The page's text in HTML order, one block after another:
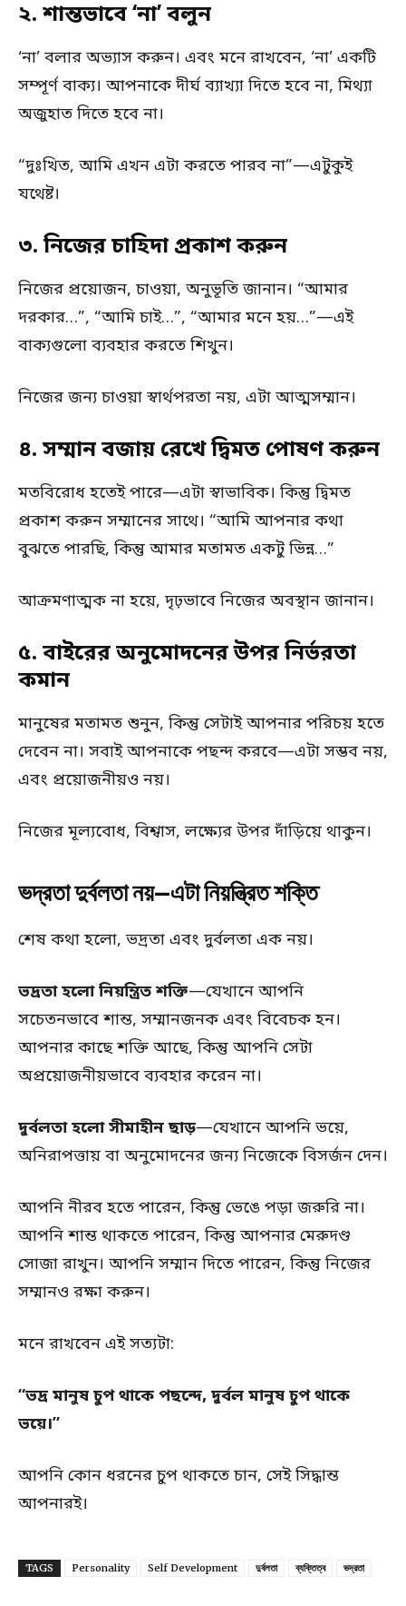
২. শান্তভাবে ‘না’ বলুন
‘না’ বলার অভ্যাস করুন। এবং মনে রাখবেন, ‘না’ একটি
সম্পূর্ণ বাক্য। আপনাকে দীর্ঘ ব্যাখ্যা দিতে হবে না, মিথ্যা
অজুহাত দিতে হবে না।
“দুঃখিত, আমি এখন এটা করতে পারব না”—এটুকুই
যথেষ্ট।
৩. নিজের চাহিদা প্রকাশ করুন
নিজের প্রয়োজন, চাওয়া, অনুভূতি জানান। “আমার
দরকার…”, “আমি চাই…”, “আমার মনে হয়…”—এই
বাক্যগুলো ব্যবহার করতে শিখুন।
নিজের জন্য চাওয়া স্বার্থপরতা নয়, এটা আত্মসম্মান।
৪. সম্মান বজায় রেখে দ্বিমত পোষণ করুন
মতবিরোধ হতেই পারে—এটা স্বাভাবিক। কিন্তু দ্বিমত
প্রকাশ করুন সম্মানের সাথে। “আমি আপনার কথা
বুঝতে পারছি, কিন্তু আমার মতামত একটু ভিন্ন…”
আক্রমণাত্মক না হয়ে, দৃঢ়ভাবে নিজের অবস্থান জানান।
৫. বাইরের অনুমোদনের উপর নির্ভরতা
কমান
মানুষের মতামত শুনুন, কিন্তু সেটাই আপনার পরিচয় হতে
দেবেন না। সবাই আপনাকে পছন্দ করবে—এটা সম্ভব নয়,
এবং প্রয়োজনীয়ও নয়।
নিজের মূল্যবোধ, বিশ্বাস, লক্ষ্যের উপর দাঁড়িয়ে থাকুন।
ভদ্রতা দুর্বলতা নয়—এটা নিয়ন্ত্রিত শক্তি
শেষ কথা হলো, ভদ্রতা এবং দুর্বলতা এক নয়।
ভদ্রতা হলো নিয়ন্ত্রিত শক্তি—যেখানে আপনি
সচেতনভাবে শান্ত, সম্মানজনক এবং বিবেচক হন।
আপনার কাছে শক্তি আছে, কিন্তু আপনি সেটা
অপ্রয়োজনীয়ভাবে ব্যবহার করেন না।
দুর্বলতা হলো সীমাহীন ছাড়—যেখানে আপনি ভয়ে,
অনিরাপত্তায় বা অনুমোদনের জন্য নিজেকে বিসর্জন দেন।
আপনি নীরব হতে পারেন, কিন্তু ভেঙে পড়া জরুরি না।
আপনি শান্ত থাকতে পারেন, কিন্তু আপনার মেরুদণ্ড
সোজা রাখুন। আপনি সম্মান দিতে পারেন, কিন্তু নিজের
সম্মানও রক্ষা করুন।
মনে রাখবেন এই সত্যটা:
“ভদ্র মানুষ চুপ থাকে পছন্দে, দুর্বল মানুষ চুপ থাকে
ভয়ে।”
আপনি কোন ধরনের চুপ থাকতে চান, সেই সিদ্ধান্ত
আপনারই।
TAGS Personality Self Development দুর্বলতা ব্যক্তিত্ব ভদ্রতা